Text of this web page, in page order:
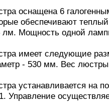
оснащена 6
обеспечивают
лм. Мощность одной
имеет следующие
- 530 мм. Вес люстры
устанавливается на
Управление